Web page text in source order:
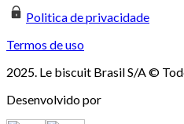
Politica de privacidade
Termos de uso
2025. Le biscuit Brasil S/A ©
Desenvolvido por